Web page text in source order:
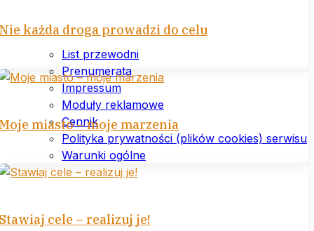
List przewodni
Prenumerata
Impressum
Moduły reklamowe
Cennik
Polityka prywatności (plików cookies) serwisu
Warunki ogólne
każda droga prowadzi do celu
miasto – moje marzenia
cele – realizuj je!